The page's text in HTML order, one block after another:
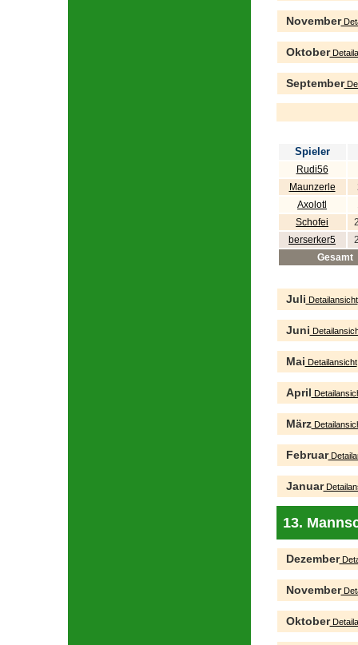
November
Oktober
September
Spieler
Rudi56
Maunzerle
Axolotl
Schofei
berserker5
Gesamt
Juli Detailansicht
Juni
Mai Detailansicht
April
März
Februar
Januar
13.
Dezember
November
Oktober